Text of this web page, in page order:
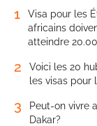
1
Visa pour les
africains
atteindre
2
Voici les 20
les visas pour
3
Peut-on vivre
Dakar?